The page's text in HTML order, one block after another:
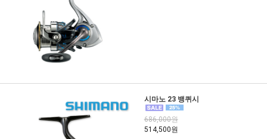
시마노 23 뱅퀴시
686,000원
514,500원